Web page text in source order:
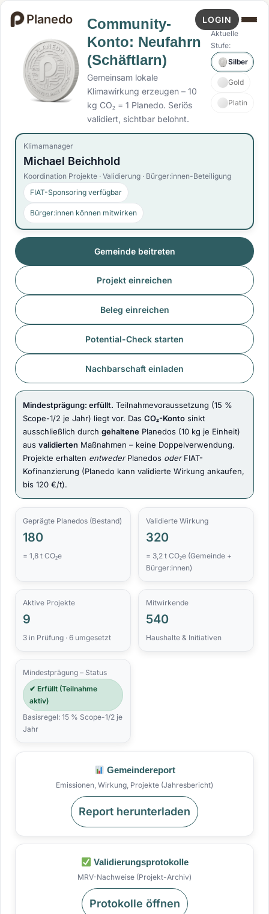
Planedo LOGIN
Community-
Konto: Neufahrn
(Schäftlarn)
Gemeinsam lokale
Klimawirkung erzeugen – 10
kg CO₂ = 1 Planedo. Seriös
validiert, sichtbar belohnt.
Aktuelle
Stufe:
Silber
Gold
Platin
Klimamanager
Michael Beichhold
Koordination Projekte · Validierung · Bürger:innen-Beteiligung
FIAT-Sponsoring verfügbar
Bürger:innen können mitwirken
Gemeinde beitreten
Projekt einreichen
Beleg einreichen
Potential-Check starten
Nachbarschaft einladen
Mindestprägung: erfüllt. Teilnahmevoraussetzung (15 %
Scope-1/2 je Jahr) liegt vor. Das CO₂-Konto sinkt
ausschließlich durch gehaltene Planedos (10 kg je Einheit)
aus validierten Maßnahmen – keine Doppelverwendung.
Projekte erhalten entwederPlanedos oderFIAT-
Kofinanzierung (Planedo kann validierte Wirkung ankaufen,
bis 120 €/t).
Geprägte Planedos (Bestand)
180
= 1,8 t CO₂e
Validierte Wirkung
320
= 3,2 t CO₂e (Gemeinde +
Bürger:innen)
Aktive Projekte
9
3 in Prüfung · 6 umgesetzt
Mitwirkende
540
Haushalte & Initiativen
Mindestprägung – Status
✔ Erfüllt (Teilnahme
aktiv)
Basisregel: 15 % Scope-1/2 je
Jahr
Gemeindereport
Emissionen, Wirkung, Projekte (Jahresbericht)
Report herunterladen
Validierungsprotokolle
MRV-Nachweise (Projekt-Archiv)
Protokolle öffnen